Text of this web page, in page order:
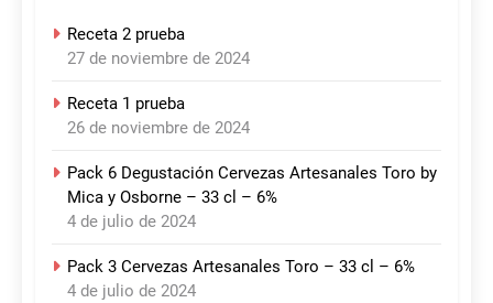
Receta 2 prueba
27 de noviembre de 2024
Receta 1 prueba
26 de noviembre de 2024
Pack 6 Degustación Cervezas Artesanales Toro by
Mica y Osborne – 33 cl – 6%
4 de julio de 2024
Pack 3 Cervezas Artesanales Toro – 33 cl – 6%
4 de julio de 2024